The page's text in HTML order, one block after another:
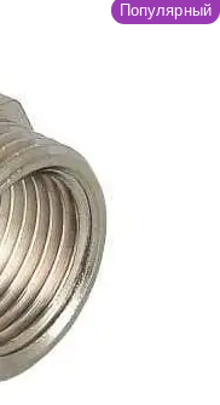
Популярный